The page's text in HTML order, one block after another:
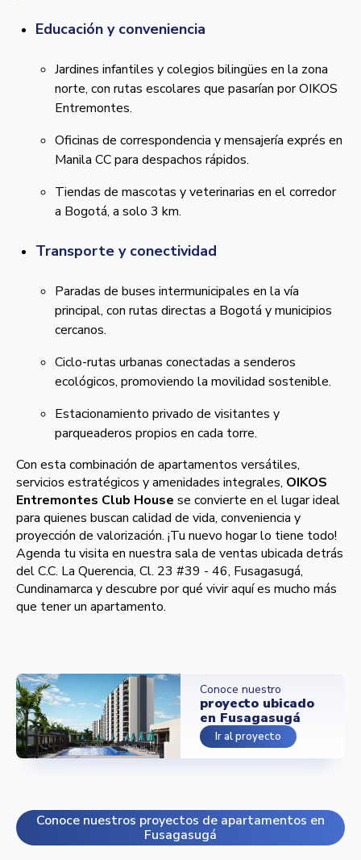
Educación y conveniencia
Jardines infantiles y colegios bilingües en la zona
norte, con rutas escolares que pasarían por OIKOS
Entremontes.
Oficinas de correspondencia y mensajería exprés en
Manila CC para despachos rápidos.
Tiendas de mascotas y veterinarias en el corredor
a Bogotá, a solo 3 km.
Transporte y conectividad
Paradas de buses intermunicipales en la vía
principal, con rutas directas a Bogotá y municipios
cercanos.
Ciclo-rutas urbanas conectadas a senderos
ecológicos, promoviendo la movilidad sostenible.
Estacionamiento privado de visitantes y
parqueaderos propios en cada torre.
Con esta combinación de apartamentos versátiles,
servicios estratégicos y amenidades integrales, OIKOS
Entremontes Club House se convierte en el lugar ideal
para quienes buscan calidad de vida, conveniencia y
proyección de valorización. ¡Tu nuevo hogar lo tiene todo!
Agenda tu visita en nuestra sala de ventas ubicada detrás
del C.C. La Querencia, Cl. 23 #39 - 46, Fusagasugá,
Cundinamarca y descubre por qué vivir aquí es mucho más
que tener un apartamento.
Conoce nuestro
proyecto ubicado
en Fusagasugá
Ir al proyecto
Conoce nuestros proyectos de apartamentos en
Fusagasugá